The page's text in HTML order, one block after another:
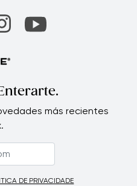
más recientes
DE PRIVACIDADE